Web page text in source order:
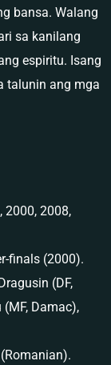
bansa. Walang
sa kanilang
espiritu. Isang
talunin ang mga
2000, 2008,
finals (2000).
(DF,
Damac),